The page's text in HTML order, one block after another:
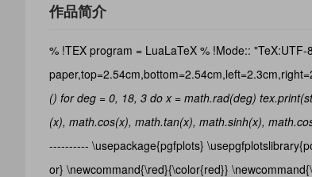
作品简介
% !TEX program = LuaLaTeX % !Mode::
() for deg = 0, 18, 3 do x = math.rad(deg)
(x), math.cos(x), math.tan(x), math.sinh(x),
---------- \usepackage{pgfplots}
or} \newcommand{\red}{\color{red}}